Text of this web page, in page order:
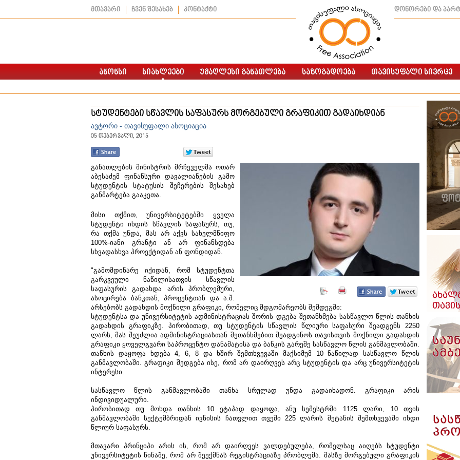
მთავარი ჩვენ შესახებ კონტაქტი დონორები და
სტუდენტები სწავლის საფასურს მორგებული გრაფიკით გადაიხდიან
ავტორი - თავისუფალი ასოციაცია
05 თებერვალი, 2015
განათლების მინისტრის მრჩეველმა ოთარ
აბესაძემ ფინანსური დავალიანების გამო
სტუდენტის სტატუსის შეჩერების შესახებ
განმარტება გააკეთა.
მისი თქმით, უნივერსიტეტებში ყველა
სტუდენტი იხდის სწავლის საფასურს, თუ,
რა თქმა უნდა, მას არ აქვს სახელმწიფო
100%-იანი გრანტი ან არ ფინანსდება
სხვადასხვა პროექტიდან ან ფონდიდან.
"გამომდინარე იქიდან, რომ სტუდენტთა
გარკვეული ნაწილისათვის სწავლის
საფასურის გადახდა არის პრობლემური,
ასოცირება ბანკთან, პროცენტთან და ა.შ.
არსებობს გადახდის მოქნილი გრაფიკი, რომელიც მდგომარეობს შემდეგში:
სტუდენტსა და უნივერსიტეტის ადმინისტრაციას შორის დგება შეთანხმება სასწავლო წლის თანხის
გადახდის გრაფიკზე. პირობითად, თუ სტუდენტის სწავლის წლიური საფასური შეადგენს 2250
ლარს, მას შეუძლია ადმინისტრაციასთან შეთანხმებით შეადგინოს თავისთვის მოქნილი გადახდის
გრაფიკი ყოველგვარი საპროცენტო დანამატისა და ბანკის გარეშე სასწავლო წლის განმავლობაში.
თანხის დაყოფა ხდება 4, 6, 8 და ხშირ შემთხვევაში მაქსიმუმ 10 ნაწილად სასწავლო წლის
განმავლობაში. გრაფიკი შედგება ისე, რომ არ დაირღვეს არც სტუდენტის და არც უნივერსიტეტის
ინტერესი.
სასწავლო წლის განმავლობაში თანხა სრულად უნდა გადაიხადონ. გრაფიკი არის
ინდივიდუალური.
პირობითად თუ მოხდა თანხის 10 ეტაპად დაყოფა, ანუ სემესტრში 1125 ლარი, 10 თვის
განმავლობაში სექტემბრიდან ივნისის ჩათვლით თვეში 225 ლარის შეტანის შემთხვევაში იხდი
წლიურ საფასურს.
მთავარი პრინციპი არის ის, რომ არ დაირღვეს ვალდებულება, რომელსაც აიღებს სტუდენტი
უნივერსიტეტის წინაშე, რომ არ შეექმნას რეგისტრაციაზე პრობლემა. მასზე მორგებული გრაფიკის